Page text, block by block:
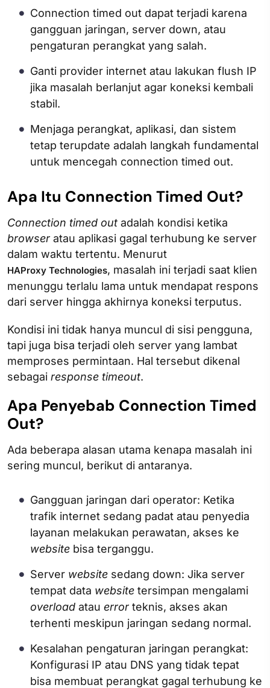
Connection timed out dapat terjadi karena
gangguan jaringan, server down, atau
pengaturan perangkat yang salah.
Ganti provider internet atau lakukan flush IP
jika masalah berlanjut agar koneksi kembali
stabil.
Menjaga perangkat, aplikasi, dan sistem
tetap terupdate adalah langkah fundamental
untuk mencegah connection timed out.
Apa Itu Connection Timed Out?
Connection timed out adalah kondisi ketika
browseratau aplikasi gagal terhubung ke server
dalam waktu tertentu. Menurut
HAProxy Technologies, masalah ini terjadi saat klien
menunggu terlalu lama untuk mendapat respons
dari server hingga akhirnya koneksi terputus.
Kondisi ini tidak hanya muncul di sisi pengguna,
tapi juga bisa terjadi oleh server yang lambat
memproses permintaan. Hal tersebut dikenal
sebagai response timeout.
Apa Penyebab Connection Timed
Out?
Ada beberapa alasan utama kenapa masalah ini
sering muncul, berikut di antaranya.
Gangguan jaringan dari operator: Ketika
trafik internet sedang padat atau penyedia
layanan melakukan perawatan, akses ke
website bisa terganggu.
Server website sedang down: Jika server
tempat data website tersimpan mengalami
overload atau errorteknis, akses akan
terhenti meskipun jaringan sedang normal.
Kesalahan pengaturan jaringan perangkat:
Konfigurasi IP atau DNS yang tidak tepat
bisa membuat perangkat gagal terhubung ke